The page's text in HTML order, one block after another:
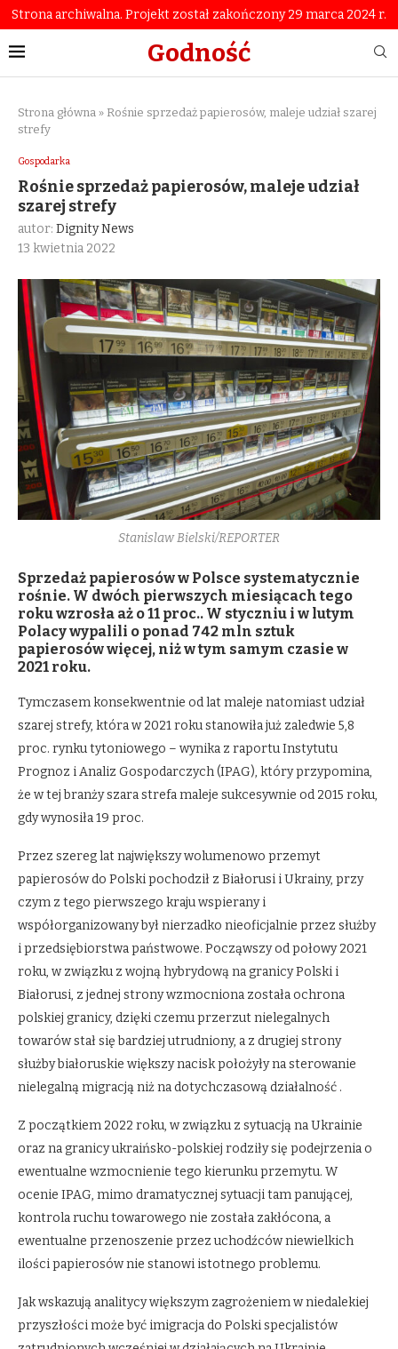
Strona archiwalna. Projekt został zakończony 29 marca 2024 r.
Godność
Strona główna » Rośnie sprzedaż papierosów, maleje udział szarej
strefy
Gospodarka
Rośnie sprzedaż papierosów, maleje udział
szarej strefy
autor: Dignity News
13 kwietnia 2022
Stanislaw Bielski/REPORTER
Sprzedaż papierosów w Polsce systematycznie
rośnie. W dwóch pierwszych miesiącach tego
roku wzrosła aż o 11 proc.. W styczniu i w lutym
Polacy wypalili o ponad 742 mln sztuk
papierosów więcej, niż w tym samym czasie w
2021 roku.
Tymczasem konsekwentnie od lat maleje natomiast udział
szarej strefy, która w 2021 roku stanowiła już zaledwie 5,8
proc. rynku tytoniowego – wynika z raportu Instytutu
Prognoz i Analiz Gospodarczych (IPAG), który przypomina,
że w tej branży szara strefa maleje sukcesywnie od 2015 roku,
gdy wynosiła 19 proc.
Przez szereg lat największy wolumenowo przemyt
papierosów do Polski pochodził z Białorusi i Ukrainy, przy
czym z tego pierwszego kraju wspierany i
współorganizowany był nierzadko nieoficjalnie przez służby
i przedsiębiorstwa państwowe. Począwszy od połowy 2021
roku, w związku z wojną hybrydową na granicy Polski i
Białorusi, z jednej strony wzmocniona została ochrona
polskiej granicy, dzięki czemu przerzut nielegalnych
towarów stał się bardziej utrudniony, a z drugiej strony
służby białoruskie większy nacisk położyły na sterowanie
nielegalną migracją niż na dotychczasową działalność .
Z początkiem 2022 roku, w związku z sytuacją na Ukrainie
oraz na granicy ukraińsko-polskiej rodziły się podejrzenia o
ewentualne wzmocnienie tego kierunku przemytu. W
ocenie IPAG, mimo dramatycznej sytuacji tam panującej,
kontrola ruchu towarowego nie została zakłócona, a
ewentualne przenoszenie przez uchodźców niewielkich
ilości papierosów nie stanowi istotnego problemu.
Jak wskazują analitycy większym zagrożeniem w niedalekiej
przyszłości może być imigracja do Polski specjalistów